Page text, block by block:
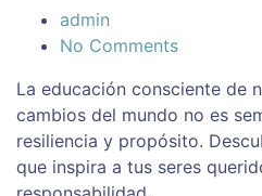
admin
No Comments
La educación consciente de
cambios del mundo no es
resiliencia y propósito.
que inspira a tus seres